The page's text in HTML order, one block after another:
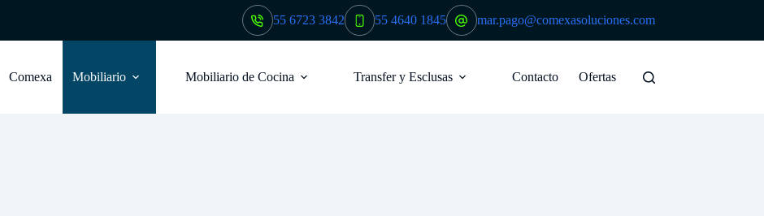
55 6723 3842 55 4640 1845 mar.pago@comexasoluciones.com
Comexa Mobiliario Mobiliario de Cocina Transfer y Esclusas Contacto Ofertas